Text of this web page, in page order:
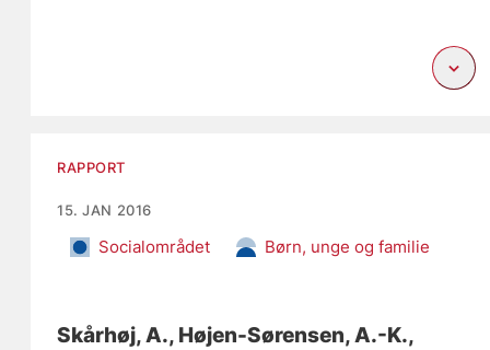
RAPPORT
15. JAN 2016
Socialområdet Børn, unge og familie
Skårhøj, A., Højen-Sørensen, A.-K.,